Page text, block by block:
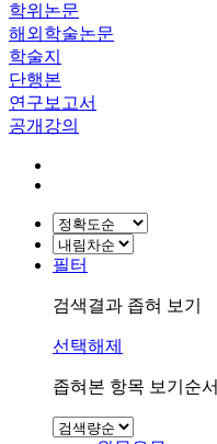
학위논문
해외학술논문
학술지
단행본
연구보고서
공개강의
필터
검색결과 좁혀 보기
선택해제
좁혀본 항목 보기순서